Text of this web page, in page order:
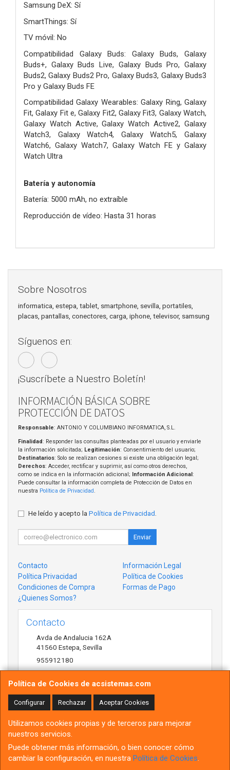
Samsung DeX: Sí
SmartThings: Sí
TV móvil: No
Compatibilidad Galaxy Buds: Galaxy Buds, Galaxy
Buds+, Galaxy Buds Live, Galaxy Buds Pro, Galaxy
Buds2, Galaxy Buds2 Pro, Galaxy Buds3, Galaxy Buds3
Pro y Galaxy Buds FE
Compatibilidad Galaxy Wearables: Galaxy Ring, Galaxy
Fit, Galaxy Fit e, Galaxy Fit2, Galaxy Fit3, Galaxy Watch,
Galaxy Watch Active, Galaxy Watch Active2, Galaxy
Watch3, Galaxy Watch4, Galaxy Watch5, Galaxy
Watch6, Galaxy Watch7, Galaxy Watch FE y Galaxy
Watch Ultra
Batería y autonomía
Batería: 5000 mAh, no extraíble
Reproducción de vídeo: Hasta 31 horas
Política de Cookies de acsistemas.com
Configurar Rechazar Aceptar Cookies
Utilizamos cookies propias y de terceros para mejorar
nuestros servicios.
Puede obtener más información, o bien conocer cómo
cambiar la configuración, en nuestra Política de Cookies.
Sobre Nosotros
informatica, estepa, tablet, smartphone, sevilla, portatiles,
placas, pantallas, conectores, carga, iphone, televisor, samsung
Síguenos en:
¡Suscríbete a Nuestro Boletín!
INFORMACIÓN BÁSICA SOBRE
PROTECCIÓN DE DATOS
Responsable: ANTONIO Y COLUMBIANO INFORMATICA, S.L.
Finalidad: Responder las consultas planteadas por el usuario y enviarle
la información solicitada; Legitimación: Consentimiento del usuario;
Destinatarios: Solo se realizan cesiones si existe una obligación legal;
Derechos: Acceder, rectificar y suprimir, así como otros derechos,
como se indica en la información adicional; Información Adicional:
Puede consultar la información completa de Protección de Datos en
nuestra Política de Privacidad.
He leído y acepto la Política de Privacidad
Enviar
Contacto
Información Legal
Política Privacidad
Política de Cookies
Condiciones de Compra
Formas de Pago
¿Quienes Somos?
Contacto
Avda de Andalucia 162A
41560 Estepa Sevilla
955912180
antonio@acsistemas.com
Horario
10:00h-13:30h 17:00h-20:30h
, , , , España. - C.I.F.: B91491514 - Tfno: